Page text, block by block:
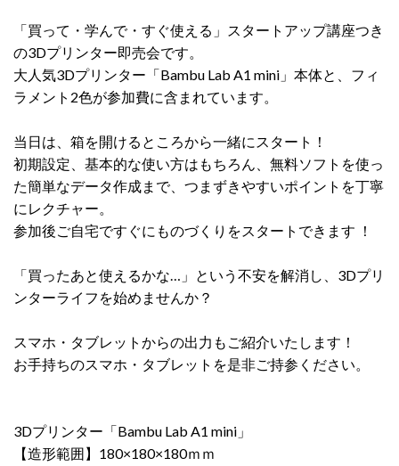
「買って・学んで・すぐ使える」スタートアップ講座つき
の3Dプリンター即売会です。
大人気3Dプリンター「Bambu Lab A1 mini」本体と、フィ
ラメント2色が参加費に含まれています。
当日は、箱を開けるところから一緒にスタート！
初期設定、基本的な使い方はもちろん、無料ソフトを使っ
た簡単なデータ作成まで、つまずきやすいポイントを丁寧
にレクチャー。
参加後ご自宅ですぐにものづくりをスタートできます ！
「買ったあと使えるかな…」という不安を解消し、3Dプリ
ンターライフを始めませんか？
スマホ・タブレットからの出力もご紹介いたします！
お手持ちのスマホ・タブレットを是非ご持参ください。
3Dプリンター「Bambu Lab A1 mini」
【造形範囲】180×180×180ｍｍ